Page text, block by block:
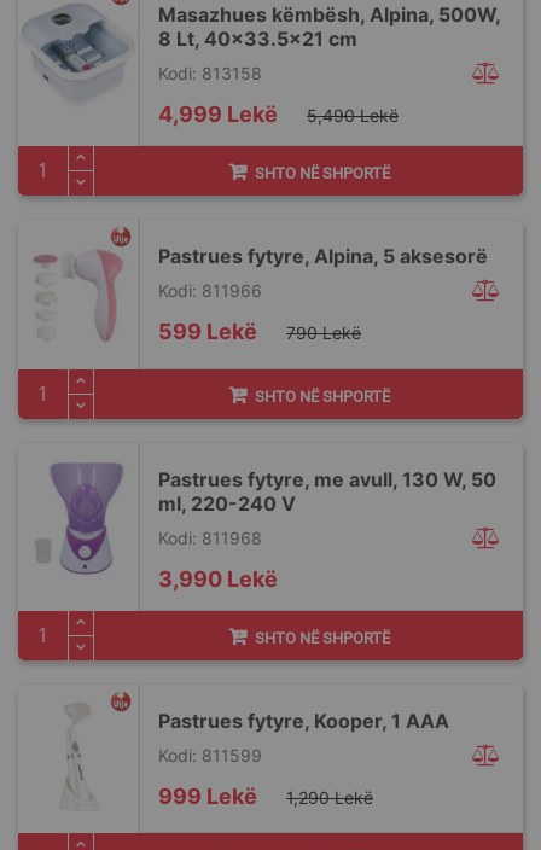
Masazhues këmbësh, Alpina, 500W,
8 Lt, 40x33.5x21 cm
Kodi: 813158
Special
Price
4,999 Lekë 5,490 Lekë
SHTO NË SHPORTË
Pastrues fytyre, Alpina, 5 aksesorë
Kodi: 811966
Special
Price
599 Lekë 790 Lekë
SHTO NË SHPORTË
Pastrues fytyre, me avull, 130 W, 50
ml, 220-240 V
Kodi: 811968
3,990 Lekë
SHTO NË SHPORTË
Pastrues fytyre, Kooper, 1 AAA
Kodi: 811599
Special
Price
999 Lekë 1,290 Lekë